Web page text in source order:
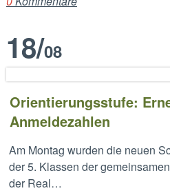
18/08
Orientierungsstufe:
Anmeldezahlen
Am Montag wurden die neuen
der 5. Klassen der
der Real…